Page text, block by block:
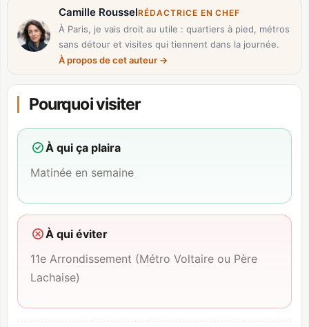
Camille RousselRÉDACTRICE EN CHEF
À Paris, je vais droit au utile : quartiers à pied, métros
sans détour et visites qui tiennent dans la journée.
À propos de cet auteur →
Pourquoi visiter
À qui ça plaira
Matinée en semaine
À qui éviter
11e Arrondissement (Métro Voltaire ou Père
Lachaise)